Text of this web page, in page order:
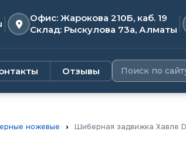
Офис: Жарокова 210Б, каб. 19
Склад: Рыскулова 73а, Алматы
Отзывы
ножевые › Шиберная задвижка Хавле